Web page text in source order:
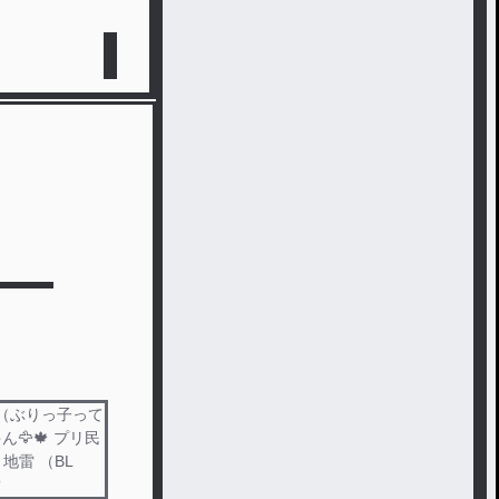
ぶりっ子って
🦅🍁 プリ民
雷 （BL